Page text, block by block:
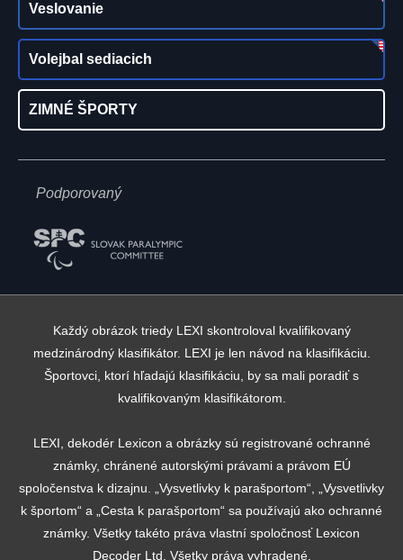
Veslovanie
Volejbal sediacich
ZIMNÉ ŠPORTY
Podporovaný
Každý obrázok triedy LEXI skontroloval kvalifikovaný
medzinárodný klasifikátor. LEXI je len návod na klasifikáciu.
Športovci, ktorí hľadajú klasifikáciu, by sa mali poradiť s
kvalifikovaným klasifikátorom.
LEXI, dekodér Lexicon a obrázky sú registrované ochranné
známky, chránené autorskými právami a právom EÚ
spoločenstva k dizajnu. „Vysvetlivky k parašportom“, „Vysvetlivky
k športom“ a „Cesta k parašportom“ sa používajú ako ochranné
známky. Všetky takéto práva vlastní spoločnosť Lexicon
Decoder Ltd. Všetky práva vyhradené.